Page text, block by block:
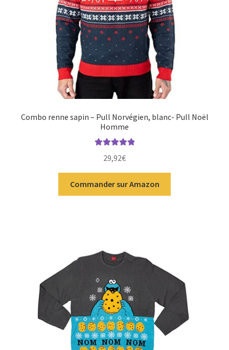
Combo renne sapin – Pull Norvégien, blanc- Pull Noël
Homme
5
29,92€
Commander sur Amazon